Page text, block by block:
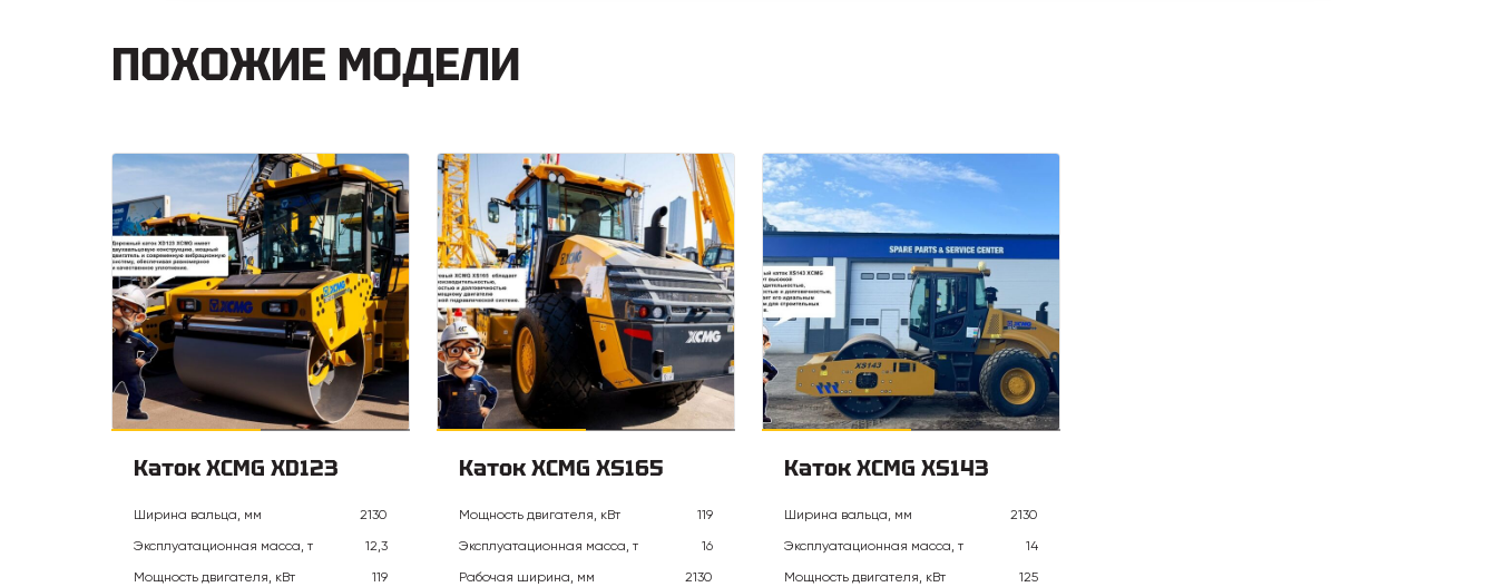
ПОХОЖИЕ МОДЕЛИ
Каток XCMG XD123
Ширина вальца, мм
2130
Эксплуатационная масса, т
12,3
Мощность двигателя, кВт
119
Каток XCMG XS165
Мощность двигателя, кВт
119
Эксплуатационная масса, т
16
Рабочая ширина, мм
2130
Каток XCMG XS143
Ширина вальца, мм
2130
Эксплуатационная масса, т
14
Мощность двигателя, кВт
125